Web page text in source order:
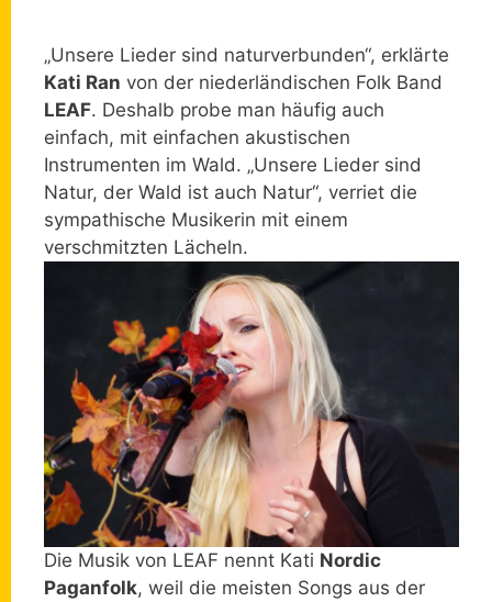
„Unsere Lieder sind naturverbunden“, erklärte
Kati Ran von der niederländischen Folk Band
LEAF. Deshalb probe man häufig auch
einfach, mit einfachen akustischen
Instrumenten im Wald. „Unsere Lieder sind
Natur, der Wald ist auch Natur“, verriet die
sympathische Musikerin mit einem
verschmitzten Lächeln.
Die Musik von LEAF nennt Kati Nordic
Paganfolk, weil die meisten Songs aus der